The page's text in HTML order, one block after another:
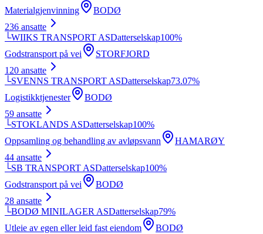
Materialgjenvinning
BODØ
236 ansatte
└WIIKS TRANSPORT ASDatterselskap100%
Godstransport på vei
STORFJORD
120 ansatte
└SVENNS TRANSPORT ASDatterselskap73.07%
Logistikktjenester
BODØ
59 ansatte
└STOKLANDS ASDatterselskap100%
Oppsamling og behandling av avløpsvann
HAMARØY
44 ansatte
└SB TRANSPORT ASDatterselskap100%
Godstransport på vei
BODØ
28 ansatte
└BODØ MINILAGER ASDatterselskap79%
Utleie av egen eller leid fast eiendom
BODØ